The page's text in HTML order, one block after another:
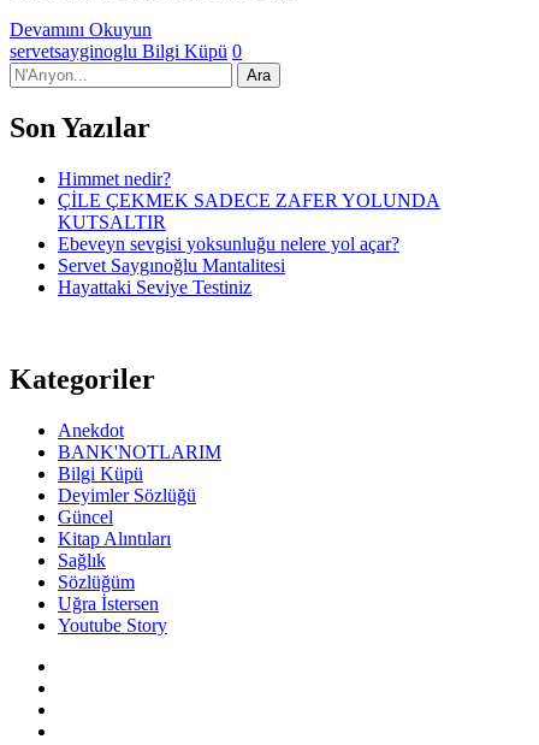
Devamını Okuyun
servetsayginoglu Bilgi Küpü 0
Son Yazılar
Himmet nedir?
ÇİLE ÇEKMEK SADECE ZAFER YOLUNDA
KUTSALTIR
Ebeveyn sevgisi yoksunluğu nelere yol açar?
Servet Saygınoğlu Mantalitesi
Hayattaki Seviye Testiniz
Kategoriler
Anekdot
BANK'NOTLARIM
Bilgi Küpü
Deyimler Sözlüğü
Güncel
Kitap Alıntıları
Sağlık
Sözlüğüm
Uğra İstersen
Youtube Story